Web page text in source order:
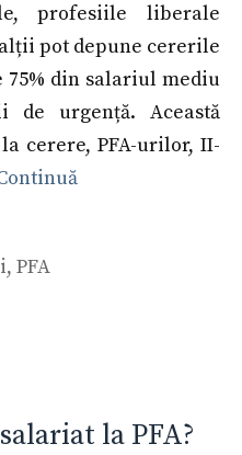
profesiile liberale
pot depune cererile
din salariul mediu
urgență. Această
cerere, PFA-urilor, II-
, PFA
la PFA?